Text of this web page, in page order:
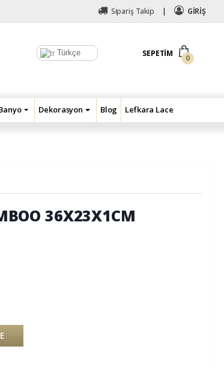
Sipariş Takip GİRİŞ
Türkçe SEPETIM
0
Dekorasyon Blog Lefkara Lace
36X23X1CM